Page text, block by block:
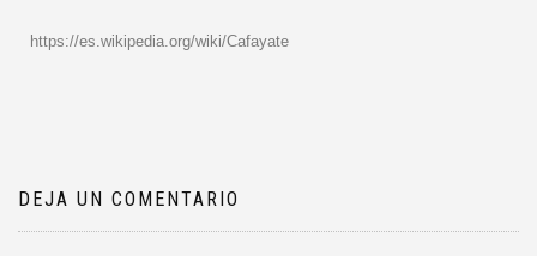
https://es.wikipedia.org/wiki/Cafayate
DEJA UN COMENTARIO